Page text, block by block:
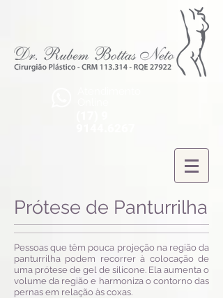
Prótese de Panturrilha
Pessoas que têm pouca projeção na região da
panturrilha podem recorrer à colocação de
uma prótese de gel de silicone. Ela aumenta o
volume da região e harmoniza o contorno das
pernas em relação às coxas.